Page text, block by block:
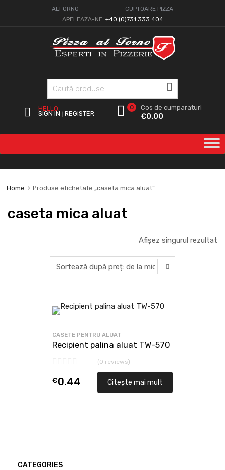
ALFORNO
CUPTOARE PIZZA
APELEAZA-NE: +40 (0)731.333.404
HELLO.
SIGN IN REGISTER
Cos de cumparaturi
€0.00
0
Home Produse etichetate „caseta mica aluat”
caseta mica aluat
Afișez singurul rezultat
CASETE PENTRU ALUAT
Recipient palina aluat TW-570
(0 reviews)
€0.44 Citește mai mult
CATEGORIES